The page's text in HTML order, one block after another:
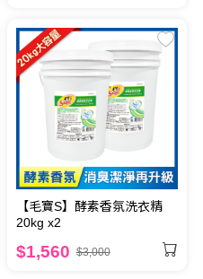
【毛寶S】酵素香氛洗衣精
20kg x2
$1,560 $3,000